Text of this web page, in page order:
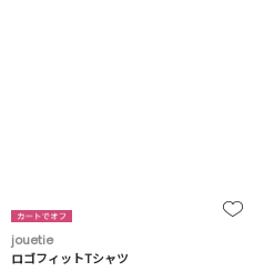
jouetie
ロゴフィットTシャツ